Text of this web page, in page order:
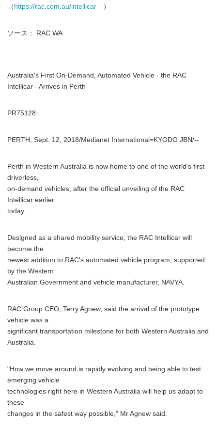
（ https://rac.com.au/intellicar ）
ソース： RAC WA
Australia's First On-Demand, Automated Vehicle - the RAC
Intellicar - Arrives in Perth
PR75128
PERTH, Sept. 12, 2018/Medianet International=KYODO JBN/--
Perth in Western Australia is now home to one of the world's first
driverless,
on-demand vehicles, after the official unveiling of the RAC
Intellicar earlier
today.
Designed as a shared mobility service, the RAC Intellicar will
become the
newest addition to RAC's automated vehicle program, supported
by the Western
Australian Government and vehicle manufacturer, NAVYA.
RAC Group CEO, Terry Agnew, said the arrival of the prototype
vehicle was a
significant transportation milestone for both Western Australia and
Australia.
"How we move around is rapidly evolving and being able to test
emerging vehicle
technologies right here in Western Australia will help us adapt to
these
changes in the safest way possible," Mr Agnew said.